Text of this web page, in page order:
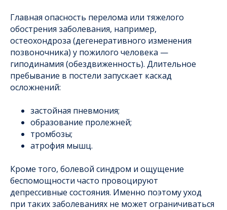
Главная опасность перелома или тяжелого
обострения заболевания, например,
остеохондроза (дегенеративного изменения
позвоночника) у пожилого человека —
гиподинамия (обездвиженность). Длительное
пребывание в постели запускает каскад
осложнений:
застойная пневмония;
образование пролежней;
тромбозы;
атрофия мышц.
Кроме того, болевой синдром и ощущение
беспомощности часто провоцируют
депрессивные состояния. Именно поэтому уход
при таких заболеваниях не может ограничиваться